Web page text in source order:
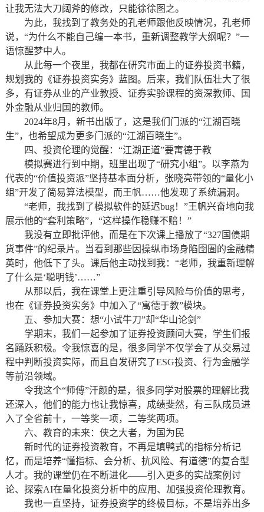
让我无法大刀阔斧的修改，只能徐徐图之。
为此，我找到了教务处的孔老师跟他反映情况，孔老师
说，“为什么不能自己编一本书，重新调整教学大纲呢？”一
语惊醒梦中人。
从此每一个夜里，我都在研究市面上的证券投资书籍，
规划我的《证券投资实务》蓝图。后来，我们队伍壮大了很
多，有证券从业的产业教授、证券实验课程的资深教师、国
外金融从业归国的教师。
2024年8月，新书出版了，这是我们门派的“江湖百晓
生”，也希望成为更多门派的“江湖百晓生”。
四、投资伦理的觉醒：“江湖正道”要寓德于教
模拟赛进行到中期，班里出现了“研究小组”。以李燕为
代表的“价值投资派”坚持基本面分析，张晓亮带领的“量化小
组”开发了简易算法模型，而王帆……他发现了系统漏洞。
“老师，我找到了模拟软件的延迟bug！”王帆兴奋地向我
展示他的“套利策略”，“这样操作稳赚不赔！”
我没有立即批评他，而是在下次课上播放了“327国债期
货事件”的纪录片。当看到那些因操纵市场身陷囹圄的金融精
英时，他低下了头。课后他主动找到我：“老师，我重新理解
了什么是‘聪明钱’……”
从那以后，我在课堂上更注重引导风险与价值的思考，
也在《证券投资实务》中加入了“寓德于教”模块。
五、参加大赛：想“小试牛刀”却“华山论剑”
学期末，我们一起参加了证券投资顾问大赛，学生们报
名踊跃积极。令我惊喜的是，很多同学不仅学会了从交易过
程中判断投资实际，而且自发研究了ESG投资、行为金融学
等前沿领域。
令我这个“师傅”汗颜的是，很多同学对股票的理解比我
还深入，他们的能力也让我惊喜，成绩斐然，有三队成员进
入了全省前十，一等奖一项，二等奖两项。
六、教育的未来：侠之大者，为国为民
新时代的证券投资教育，不再是填鸭式的指标分析记
忆，而是培养“懂指标、会分析、抗风险、有道德”的复合型
人才。我的课堂仍在不断进化——引入更多的实战案例讨
论、探索AI在量化投资分析中的应用、加强投资伦理教育。
我也一直坚持，证券投资学的终极目标，不是培养出多